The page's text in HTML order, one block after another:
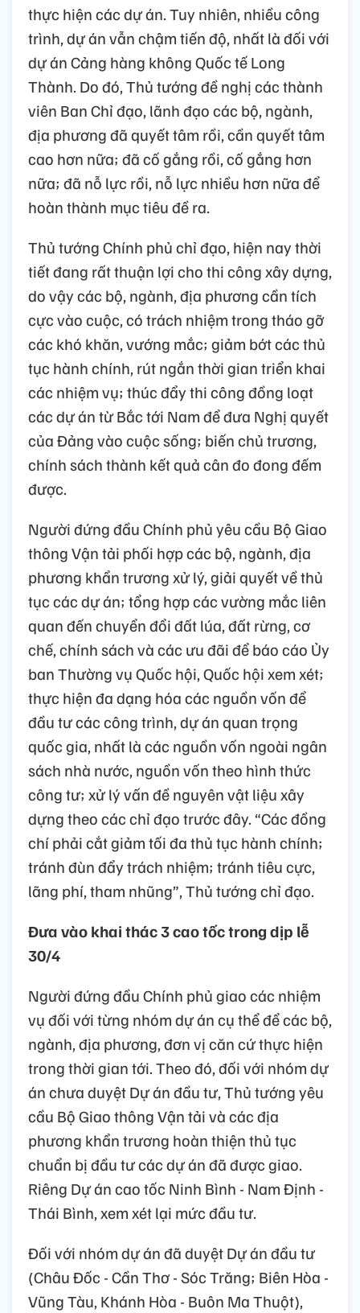
thực hiện các dự án. Tuy nhiên, nhiều công
trình, dự án vẫn chậm tiến độ, nhất là đối với
dự án Cảng hàng không Quốc tế Long
Thành. Do đó, Thủ tướng đề nghị các thành
viên Ban Chỉ đạo, lãnh đạo các bộ, ngành,
địa phương đã quyết tâm rồi, cần quyết tâm
cao hơn nữa; đã cố gắng rồi, cố gắng hơn
nữa; đã nỗ lực rồi, nỗ lực nhiều hơn nữa để
hoàn thành mục tiêu đề ra.
Thủ tướng Chính phủ chỉ đạo, hiện nay thời
tiết đang rất thuận lợi cho thi công xây dựng,
do vậy các bộ, ngành, địa phương cần tích
cực vào cuộc, có trách nhiệm trong tháo gỡ
các khó khăn, vướng mắc; giảm bớt các thủ
tục hành chính, rút ngắn thời gian triển khai
các nhiệm vụ; thúc đẩy thi công đồng loạt
các dự án từ Bắc tới Nam để đưa Nghị quyết
của Đảng vào cuộc sống; biến chủ trương,
chính sách thành kết quả cân đo đong đếm
được.
Người đứng đầu Chính phủ yêu cầu Bộ Giao
thông Vận tải phối hợp các bộ, ngành, địa
phương khẩn trương xử lý, giải quyết về thủ
tục các dự án; tổng hợp các vường mắc liên
quan đến chuyển đổi đất lúa, đất rừng, cơ
chế, chính sách và các ưu đãi để báo cáo Ủy
ban Thường vụ Quốc hội, Quốc hội xem xét;
thực hiện đa dạng hóa các nguồn vốn để
đầu tư các công trình, dự án quan trọng
quốc gia, nhất là các nguồn vốn ngoài ngân
sách nhà nước, nguồn vốn theo hình thức
công tư; xử lý vấn đề nguyên vật liệu xây
dựng theo các chỉ đạo trước đây. “Các đồng
chí phải cắt giảm tối đa thủ tục hành chính;
tránh đùn đẩy trách nhiệm; tránh tiêu cực,
lãng phí, tham nhũng”, Thủ tướng chỉ đạo.
Đưa vào khai thác 3 cao tốc trong dịp lễ
30/4
Người đứng đầu Chính phủ giao các nhiệm
vụ đối với từng nhóm dự án cụ thể để các bộ,
ngành, địa phương, đơn vị căn cứ thực hiện
trong thời gian tới. Theo đó, đối với nhóm dự
án chưa duyệt Dự án đầu tư, Thủ tướng yêu
cầu Bộ Giao thông Vận tải và các địa
phương khẩn trương hoàn thiện thủ tục
chuẩn bị đầu tư các dự án đã được giao.
Riêng Dự án cao tốc Ninh Bình - Nam Định -
Thái Bình, xem xét lại mức đầu tư.
Đối với nhóm dự án đã duyệt Dự án đầu tư
(Châu Đốc - Cần Thơ - Sóc Trăng; Biên Hòa -
Vũng Tàu, Khánh Hòa - Buôn Ma Thuột),